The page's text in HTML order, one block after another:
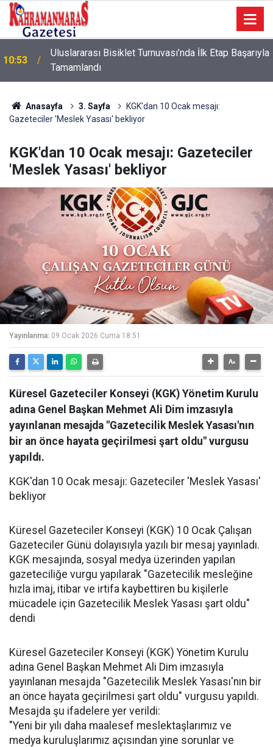
10:09 Sonumuz Yakın mı?
Anasayfa 3. Sayfa
KGK'dan 10 Ocak mesajı:
Gazeteciler 'Meslek Yasası' bekliyor
KGK'dan 10 Ocak mesajı: Gazeteciler
'Meslek Yasası' bekliyor
Yayınlanma: 09 Ocak 2026 Cuma 18:51
Küresel Gazeteciler Konseyi (KGK) Yönetim Kurulu
adına Genel Başkan Mehmet Ali Dim imzasıyla
yayınlanan mesajda "Gazetecilik Meslek Yasası'nın
bir an önce hayata geçirilmesi şart oldu" vurgusu
yapıldı.
KGK'dan 10 Ocak mesajı: Gazeteciler 'Meslek Yasası'
bekliyor
Küresel Gazeteciler Konseyi (KGK) 10 Ocak Çalışan
Gazeteciler Günü dolayısıyla yazılı bir mesaj yayınladı.
KGK mesajında, sosyal medya üzerinden yapılan
gazeteciliğe vurgu yapılarak "Gazetecilik mesleğine
hızla imaj, itibar ve irtifa kaybettiren bu kişilerle
mücadele için Gazetecilik Meslek Yasası şart oldu"
dendi
Küresel Gazeteciler Konseyi (KGK) Yönetim Kurulu
adına Genel Başkan Mehmet Ali Dim imzasıyla
yayınlanan mesajda "Gazetecilik Meslek Yasası'nın bir
an önce hayata geçirilmesi şart oldu" vurgusu yapıldı.
Mesajda şu ifadelere yer verildi:
"Yeni bir yılı daha maalesef meslektaşlarımız ve
medya kuruluşlarımız açısından yine sorunlar ve